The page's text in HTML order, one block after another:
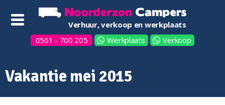
Verhuur, verkoop en werkplaats
0561 - 700 205
Werkplaats Verkoop
Vakantie mei 2015